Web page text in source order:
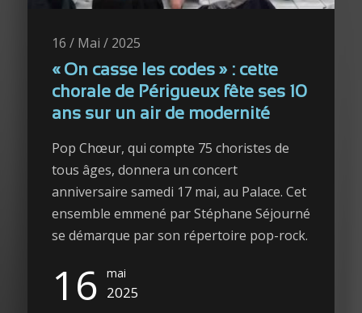
16 / Mai / 2025
« On casse les codes » : cette
chorale de Périgueux fête ses 10
ans sur un air de modernité
Pop Chœur, qui compte 75 choristes de
tous âges, donnera un concert
anniversaire samedi 17 mai, au Palace. Cet
ensemble emmené par Stéphane Séjourné
se démarque par son répertoire pop-rock.
16 mai
2025